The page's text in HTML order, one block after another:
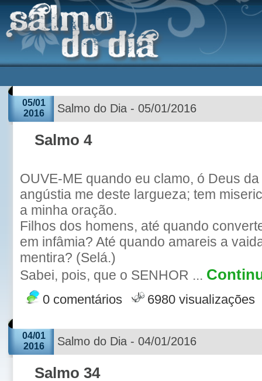
05/01
2016
Salmo do Dia - 05/01/2016
Salmo 4
OUVE-ME quando eu clamo, ó Deus
angústia me deste largueza; tem
a minha oração.
Filhos dos homens, até quando
em infâmia? Até quando amareis a
mentira? (Selá.)
Sabei, pois, que o SENHOR ...
0 comentários 6980 visualizações
04/01
2016
Salmo do Dia - 04/01/2016
Salmo 34